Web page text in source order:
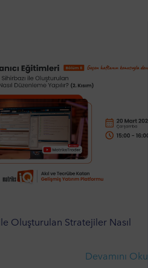
Oluşturulan Stratejiler Nasıl
Devamını Oku